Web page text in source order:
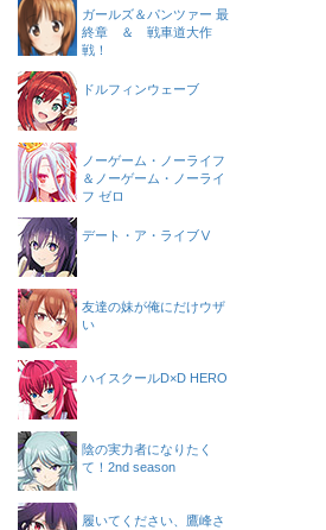
ガールズ＆パンツァー 最
終章 ＆ 戦車道大作
戦！
ドルフィンウェーブ
ノーゲーム・ノーライフ
＆ノーゲーム・ノーライ
フ ゼロ
デート・ア・ライブⅤ
友達の妹が俺にだけウザ
い
ハイスクールD×D HERO
陰の実力者になりたく
て！2nd season
履いてください、鷹峰さ